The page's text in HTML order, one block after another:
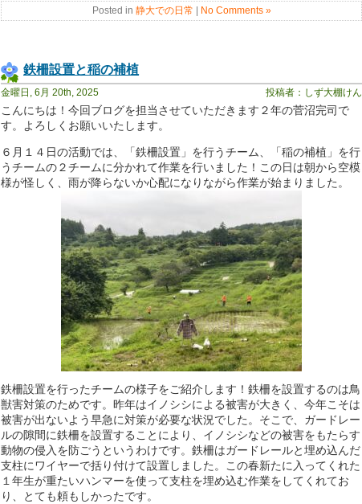
Posted in 静大での日常 No Comments »
鉄柵設置と稲の補植
金曜日, 6月 20th, 2025 投稿者：しず大棚けん
こんにちは！今回ブログを担当させていただきます２年の菅沼完司で
す。よろしくお願いいたします。
６月１４日の活動では、「鉄柵設置」を行うチーム、「稲の補植」を行
うチームの２チームに分かれて作業を行いました！この日は朝から空模
様が怪しく、雨が降らないか心配になりながら作業が始まりました。
鉄柵設置を行ったチームの様子をご紹介します！鉄柵を設置するのは鳥
獣害対策のためです。昨年はイノシシによる被害が大きく、今年こそは
被害が出ないよう早急に対策が必要な状況でした。そこで、ガードレー
ルの隙間に鉄柵を設置することにより、イノシシなどの被害をもたらす
動物の侵入を防ごうというわけです。鉄柵はガードレールと埋め込んだ
支柱にワイヤーで括り付けて設置しました。この春新たに入ってくれた
１年生が重たいハンマーを使って支柱を埋め込む作業をしてくれてお
り、とても頼もしかったです。